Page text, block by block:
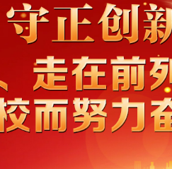
大
精